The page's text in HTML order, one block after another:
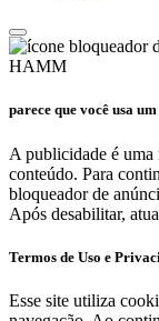
HAMM
parece que você usa
A publicidade é uma
conteúdo. Para
bloqueador de
Após desabilitar,
Termos de Uso e
Esse site utiliza